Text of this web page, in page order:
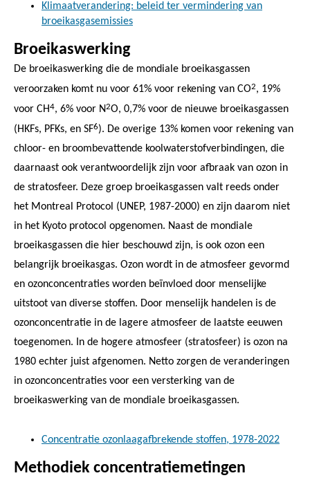
Klimaatverandering: beleid ter vermindering van
broeikasgasemissies
Broeikaswerking
De broeikaswerking die de mondiale broeikasgassen
veroorzaken komt nu voor 61% voor rekening van CO2, 19%
voor CH4, 6% voor N2O, 0,7% voor de nieuwe broeikasgassen
(HKFs, PFKs, en SF6). De overige 13% komen voor rekening van
chloor- en broombevattende koolwaterstofverbindingen, die
daarnaast ook verantwoordelijk zijn voor afbraak van ozon in
de stratosfeer. Deze groep broeikasgassen valt reeds onder
het Montreal Protocol (UNEP, 1987-2000) en zijn daarom niet
in het Kyoto protocol opgenomen. Naast de mondiale
broeikasgassen die hier beschouwd zijn, is ook ozon een
belangrijk broeikasgas. Ozon wordt in de atmosfeer gevormd
en ozonconcentraties worden beïnvloed door menselijke
uitstoot van diverse stoffen. Door menselijk handelen is de
ozonconcentratie in de lagere atmosfeer de laatste eeuwen
toegenomen. In de hogere atmosfeer (stratosfeer) is ozon na
1980 echter juist afgenomen. Netto zorgen de veranderingen
in ozonconcentraties voor een versterking van de
broeikaswerking van de mondiale broeikasgassen.
Concentratie ozonlaagafbrekende stoffen, 1978-2022
Methodiek concentratiemetingen